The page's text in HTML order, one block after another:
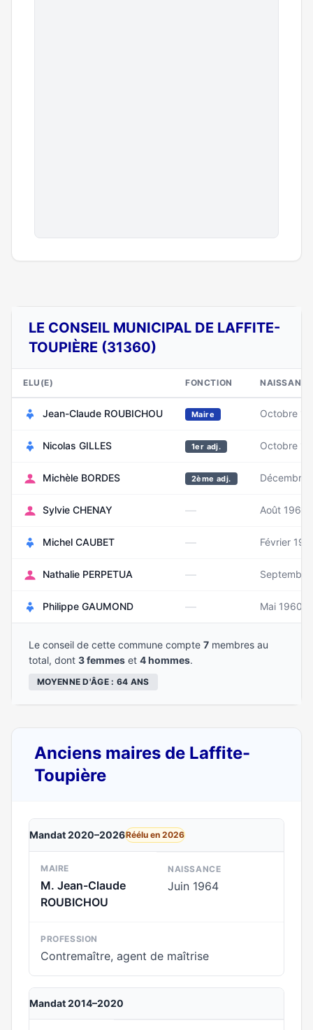
LE CONSEIL MUNICIPAL DE LAFFITE-
TOUPIÈRE (31360)
ELU(E) FONCTION NAISSANCE
Jean-Claude ROUBICHOU Maire Octobre
Nicolas GILLES 1er adj. Octobre
Michèle BORDES 2ème adj. Décembre
Sylvie CHENAY — Août 1965
Michel CAUBET — Février
Nathalie PERPETUA —
Philippe GAUMOND — Mai 1960
Le conseil de cette commune compte 7 membres au
total, dont 3 femmes et 4 hommes.
MOYENNE D'ÂGE : 64 ANS
Anciens maires de Laffite-
Toupière
Mandat 2020–2026Réélu en 2026
MAIRE
M. Jean-Claude
ROUBICHOU
NAISSANCE
Juin 1964
PROFESSION
Contremaître, agent de maîtrise
Mandat 2014–2020